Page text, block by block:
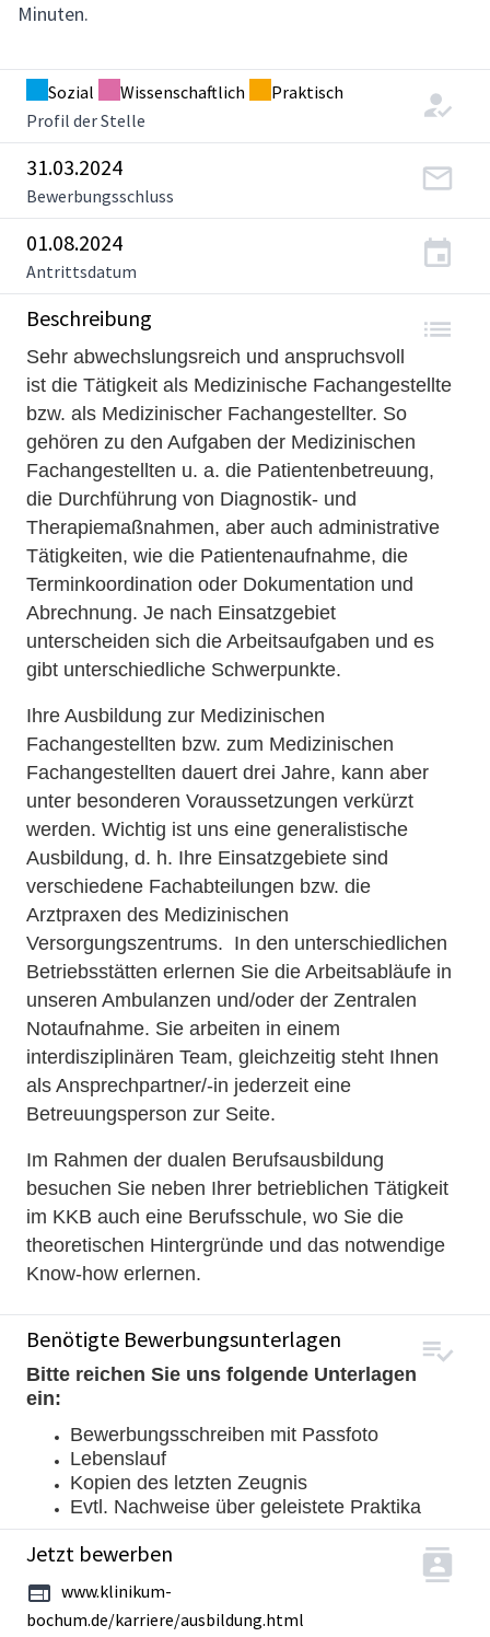
Minuten.
Sozial Wissenschaftlich
Praktisch
Profil der Stelle
31.03.2024
Bewerbungsschluss
01.08.2024
Antrittsdatum
Beschreibung
Sehr abwechslungsreich und anspruchsvoll
ist die Tätigkeit als Medizinische Fachangestellte
bzw. als Medizinischer Fachangestellter. So
gehören zu den Aufgaben der Medizinischen
Fachangestellten u. a. die Patientenbetreuung,
die Durchführung von Diagnostik- und
Therapiemaßnahmen, aber auch administrative
Tätigkeiten, wie die Patientenaufnahme, die
Terminkoordination oder Dokumentation und
Abrechnung. Je nach Einsatzgebiet
unterscheiden sich die Arbeitsaufgaben und es
gibt unterschiedliche Schwerpunkte.
Ihre Ausbildung zur Medizinischen
Fachangestellten bzw. zum Medizinischen
Fachangestellten dauert drei Jahre, kann aber
unter besonderen Voraussetzungen verkürzt
werden. Wichtig ist uns eine generalistische
Ausbildung, d. h. Ihre Einsatzgebiete sind
verschiedene Fachabteilungen bzw. die
Arztpraxen des Medizinischen
Versorgungszentrums. In den unterschiedlichen
Betriebsstätten erlernen Sie die Arbeitsabläufe in
unseren Ambulanzen und/oder der Zentralen
Notaufnahme. Sie arbeiten in einem
interdisziplinären Team, gleichzeitig steht Ihnen
als Ansprechpartner/-in jederzeit eine
Betreuungsperson zur Seite.
Im Rahmen der dualen Berufsausbildung
besuchen Sie neben Ihrer betrieblichen Tätigkeit
im KKB auch eine Berufsschule, wo Sie die
theoretischen Hintergründe und das notwendige
Know-how erlernen.
Benötigte Bewerbungsunterlagen
Bitte reichen Sie uns folgende Unterlagen
ein:
Bewerbungsschreiben mit Passfoto
Lebenslauf
Kopien des letzten Zeugnis
Evtl. Nachweise über geleistete Praktika
Jetzt bewerben
www.klinikum-
bochum.de/karriere/ausbildung.html